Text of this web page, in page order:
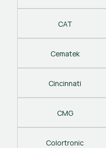
CAT
Cematek
Cincinnati
CMG
Colortronic